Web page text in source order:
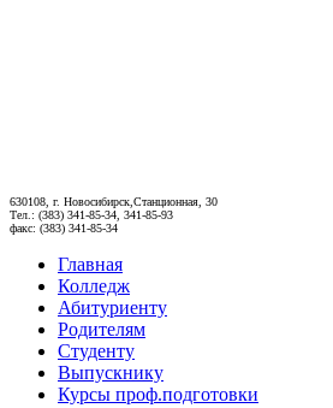
630108, г. Новосибирск,Станционная, 30
Тел.: (383) 341-85-34, 341-85-93
факс: (383) 341-85-34
Главная
Колледж
Абитуриенту
Родителям
Студенту
Выпускнику
Курсы проф.подготовки